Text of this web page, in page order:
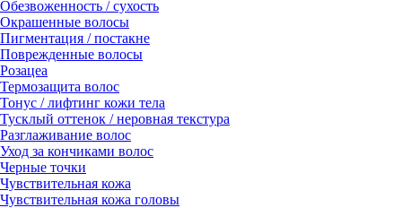
Обезвоженность / сухость
Окрашенные волосы
Пигментация / постакне
Поврежденные волосы
Розацеа
Термозащита волос
Тонус / лифтинг кожи тела
Тусклый оттенок / неровная текстура
Разглаживание волос
Уход за кончиками волос
Черные точки
Чувствительная кожа
Чувствительная кожа головы